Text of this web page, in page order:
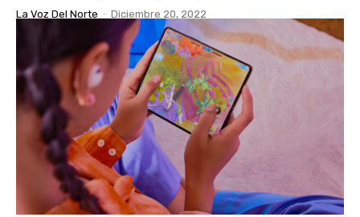
La Voz Del Norte - Diciembre 20, 2022